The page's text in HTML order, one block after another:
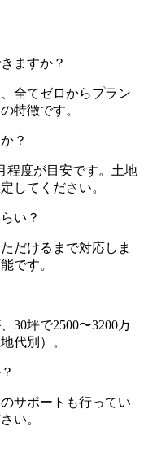
ますか？
全てゼロからプラン
特徴です。
？
程度が目安です。土地
してください。
い？
だけるまで対応しま
です。
30坪で2500〜3200万
代別）。
サポートも行ってい
い。